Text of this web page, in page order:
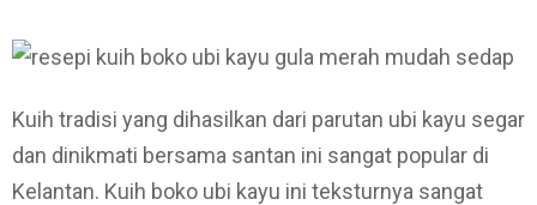
Kuih tradisi yang dihasilkan dari parutan ubi kayu segar
dan dinikmati bersama santan ini sangat popular di
Kelantan. Kuih boko ubi kayu ini teksturnya sangat